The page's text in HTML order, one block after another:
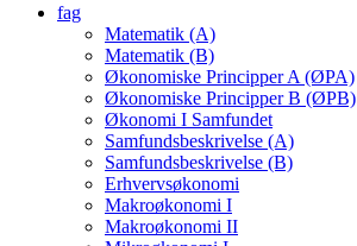
fag
Matematik (A)
Matematik (B)
Økonomiske Principper A (ØPA)
Økonomiske Principper B (ØPB)
Økonomi I Samfundet
Samfundsbeskrivelse (A)
Samfundsbeskrivelse (B)
Erhvervsøkonomi
Makroøkonomi I
Makroøkonomi II